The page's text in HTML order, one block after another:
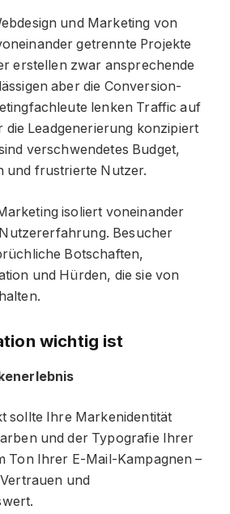
und Marketing von
getrennte Projekte
erstellen zwar ansprechende
aber die Conversion-
lenken Traffic auf
die Leadgenerierung konzipiert
verschwendetes Budget,
und frustrierte Nutzer.
isoliert voneinander
Besucher
Botschaften,
und Hürden, die sie von
wichtig ist
sollte Ihre Markenidentität
und der Typografie Ihrer
Ton Ihrer E-Mail-Kampagnen –
und